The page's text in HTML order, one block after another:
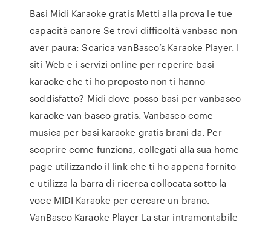
Basi Midi Karaoke gratis Metti alla prova le tue
capacità canore Se trovi difficoltà vanbasc non
aver paura: Scarica vanBasco’s Karaoke Player. I
siti Web e i servizi online per reperire basi
karaoke che ti ho proposto non ti hanno
soddisfatto? Midi dove posso basi per vanbasco
karaoke van basco gratis. Vanbasco come
musica per basi karaoke gratis brani da. Per
scoprire come funziona, collegati alla sua home
page utilizzando il link che ti ho appena fornito
e utilizza la barra di ricerca collocata sotto la
voce MIDI Karaoke per cercare un brano.
VanBasco Karaoke Player La star intramontabile